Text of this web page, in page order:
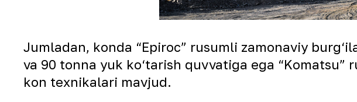
Jumladan, konda “Epiroc” rusumli zamonaviy
va 90 tonna yuk ko‘tarish quvvatiga ega
kon texnikalari mavjud.